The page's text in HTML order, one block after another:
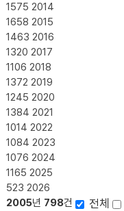
1575 2014
1658 2015
1463 2016
1320 2017
1106 2018
1372 2019
1245 2020
1384 2021
1014 2022
1084 2023
1076 2024
1165 2025
523 2026
2005년 798건 전체